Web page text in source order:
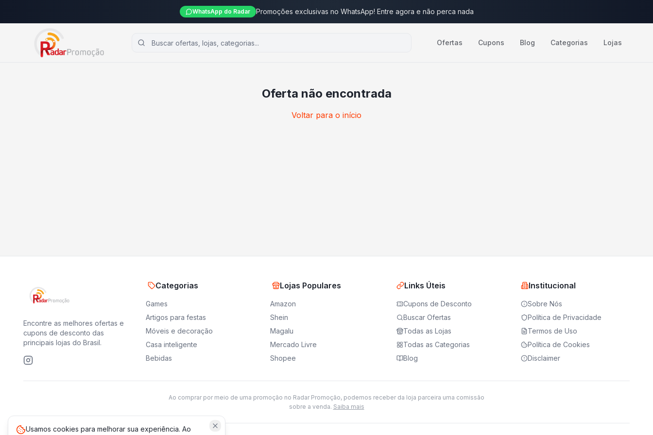
WhatsApp do Radar Promoções exclusivas no WhatsApp! Entre agora e não perca nada
Ofertas Cupons Blog Categorias Lojas
Oferta não encontrada
Voltar para o início
Encontre as melhores ofertas e
cupons de desconto das
principais lojas do Brasil.
Categorias
Games
Artigos para festas
Móveis e decoração
Casa inteligente
Bebidas
Lojas Populares
Amazon
Shein
Magalu
Mercado Livre
Shopee
Links Úteis
Cupons de Desconto
Buscar Ofertas
Todas as Lojas
Todas as Categorias
Blog
Institucional
Sobre Nós
Política de Privacidade
Termos de Uso
Política de Cookies
Disclaimer
Ao comprar por meio de uma promoção no Radar Promoção, podemos receber da loja parceira uma comissão
sobre a venda. Saiba mais
Usamos cookies para melhorar sua experiência. Ao